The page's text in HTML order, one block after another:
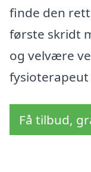
finde den
første skridt
og velvære
Få tilbud,